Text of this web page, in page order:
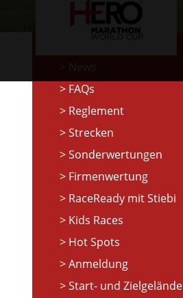
FAQs
Reglement
Strecken
Sonderwertungen
Firmenwertung
RaceReady mit Stiebi
Kids Races
Hot Spots
Anmeldung
Start- und Zielgelände